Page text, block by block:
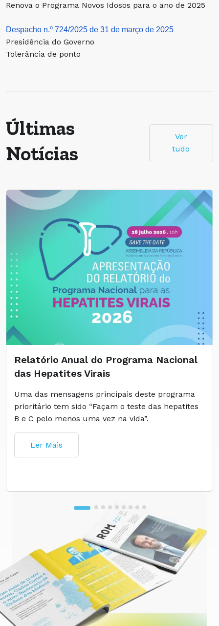
Renova o Programa Novos Idosos para o ano de 2025
Despacho n.º 724/2025 de 31 de março de 2025
Presidência do Governo
Tolerância de ponto
Últimas
Notícias
Ver
tudo
Relatório Anual do Programa Nacional
das Hepatites Virais
Uma das mensagens principais deste programa
prioritário tem sido “Façam o teste das hepatites
B e C pelo menos uma vez na vida”.
Ler Mais